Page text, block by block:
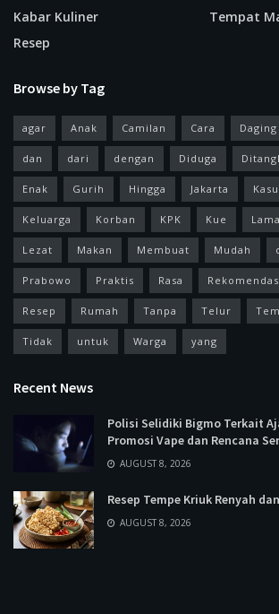
Kabar Kuliner
Resep
Tempat
Browse by Tag
agar Anak Camilan Cara Daging
dan dari dengan Diduga
Enak Gurih Hingga Jakarta
Keluarga Korban KPK Kue Lama
Lezat Makan Membuat Mudah
Prabowo Praktis Rasa
Resep Rumah Tanpa Telur
Tidak untuk Warga yang
Recent News
Polisi Selidiki Bigmo Terkait
Promosi Vape dan Rencana
AUGUST 8, 2026
Resep Tempe Kriuk Renyah
AUGUST 8, 2026